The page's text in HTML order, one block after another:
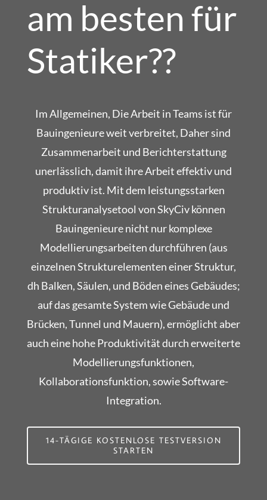
am besten für
Statiker??
Im Allgemeinen, Die Arbeit in Teams ist für
Bauingenieure weit verbreitet, Daher sind
Zusammenarbeit und Berichterstattung
unerlässlich, damit ihre Arbeit effektiv und
produktiv ist. Mit dem leistungsstarken
Strukturanalysetool von SkyCiv können
Bauingenieure nicht nur komplexe
Modellierungsarbeiten durchführen (aus
einzelnen Strukturelementen einer Struktur,
dh Balken, Säulen, und Böden eines Gebäudes;
auf das gesamte System wie Gebäude und
Brücken, Tunnel und Mauern), ermöglicht aber
auch eine hohe Produktivität durch erweiterte
Modellierungsfunktionen,
Kollaborationsfunktion, sowie Software-
Integration.
14-TÄGIGE KOSTENLOSE TESTVERSION
STARTEN